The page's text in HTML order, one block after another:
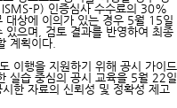
P) 인증심사 수수료의 30%
대상에 이의가 있는 경우 5월 15일
있으며, 검토 결과를 반영하여 최종
계획이다.
이행을 지원하기 위해 공시 가이드
실습 중심의 공시 교육을 5월 22일
한 자료의 신뢰성 및 정확성 제고